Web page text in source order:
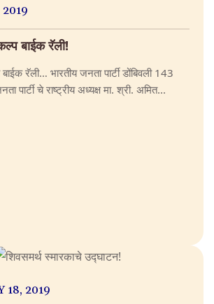
बाईक रॅली!
रॅली… भारतीय जनता पार्टी डोंबिवली 143
पार्टी चे राष्ट्रीय अध्यक्ष मा. श्री. अमित...
18, 2019